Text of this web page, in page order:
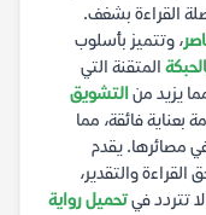
القراءة بشغف.
، وتتميز بأسلوب
المتقنة التي
يزيد منالتشويق
بعناية فائقة، مما
مصائرها. يقدم
القراءة والتقدير،
تتردد فيتحميل رواية